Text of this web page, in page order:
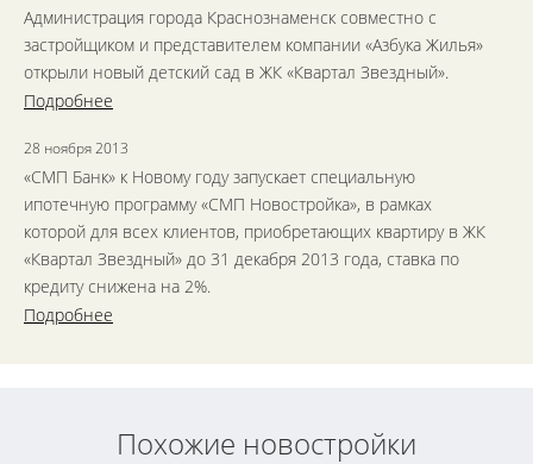
Администрация города Краснознаменск совместно с
застройщиком и представителем компании «Азбука Жилья»
открыли новый детский сад в ЖК «Квартал Звездный».
Подробнее
28 ноября 2013
«СМП Банк» к Новому году запускает специальную
ипотечную программу «СМП Новостройка», в рамках
которой для всех клиентов, приобретающих квартиру в ЖК
«Квартал Звездный» до 31 декабря 2013 года, ставка по
кредиту снижена на 2%.
Подробнее
Похожие новостройки